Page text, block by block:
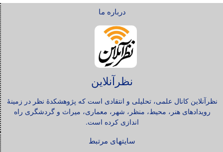
درباره ما
نظرآنلاین
نظرآنلاین کانال علمی، تحلیلی و انتقادی است که پژوهشکدۀ نظر در زمینۀ
رویدادهای هنر، محیط، منظر، شهر، معماری، میراث و گردشگری راه
اندازی کرده است.
سایتهای مرتبط